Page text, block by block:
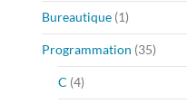
Bureautique (1)
Programmation (35)
C (4)